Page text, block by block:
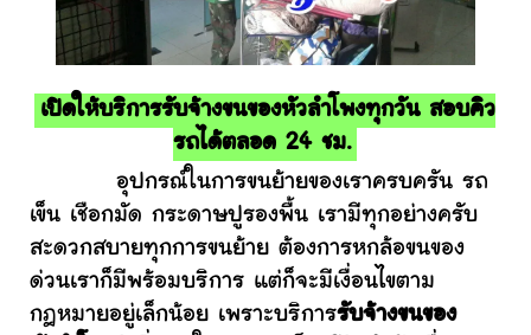
เปิดให้บริการรับจ้างขนของหัวลำโพงทุกวัน สอบคิว
รถได้ตลอด 24 ชม.
อุปกรณ์ในการขนย้ายของเราครบครัน รถ
เข็น เชือกมัด กระดาษปูรองพื้น เรามีทุกอย่างครับ
สะดวกสบายทุกการขนย้าย ต้องการหกล้อขนของ
ด่วนเราก็มีพร้อมบริการ แต่ก็จะมีเงื่อนไขตาม
กฎหมายอยู่เล็กน้อย เพราะบริการรับจ้างขนของ